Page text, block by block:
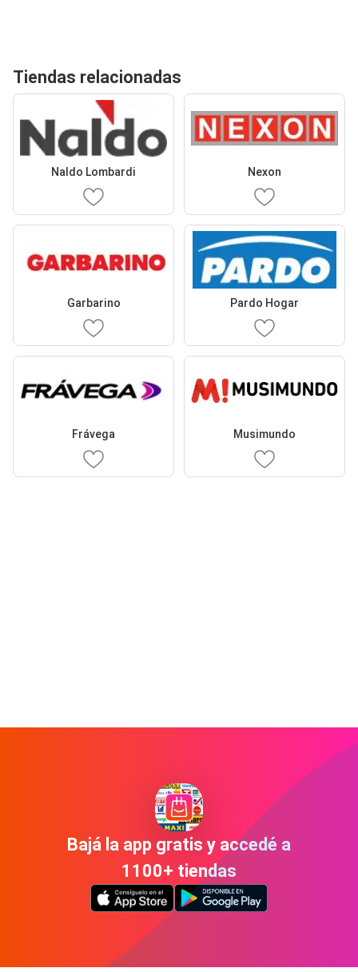
Tiendas relacionadas
Naldo Lombardi Nexon
Garbarino Pardo Hogar
Frávega Musimundo
Bajá la app gratis y accedé a
1100+ tiendas